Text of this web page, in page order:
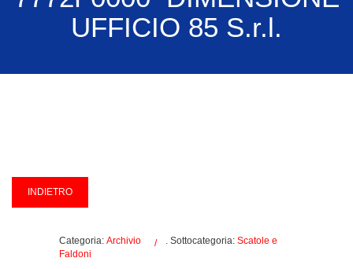
UFFICIO 85 S.r.l.
Categoria: Archivio . Sottocategoria: Scatole e
Faldoni